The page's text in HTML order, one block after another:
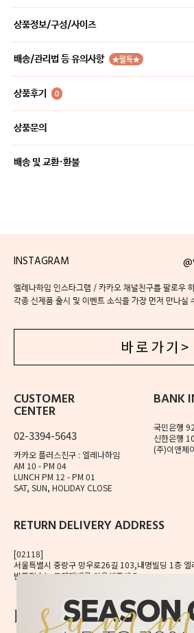
상품정보/구성/사이즈
배송/관리법 등 유의사항 ★필독★
상품후기 0
상품문의
배송 및 교환·환불
INSTAGRAM
엘레나하임 인스타그램 / 카카오 채널친구를 팔로우
각종 신제품 출시 및 이벤트 소식을 가장 먼저 만나실
바 로 가 기 >
CUSTOMER
CENTER
02-3394-5643
카카오 플러스친구 : 엘레나하임
AM 10 - PM 04
LUNCH PM 12 - PM 01
SAT, SUN, HOLIDAY CLOSE
BANK
국민은행
신한은행
(주)이앤제
RETURN DELIVERY ADDRESS
[02118]
서울특별시 중랑구 망우로26길 103,내명빌딩 1층 엘
반품접수는 로젠택배를 이용해주세요.